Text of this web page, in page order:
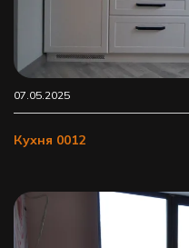
07.05.2025
Кухня 0012